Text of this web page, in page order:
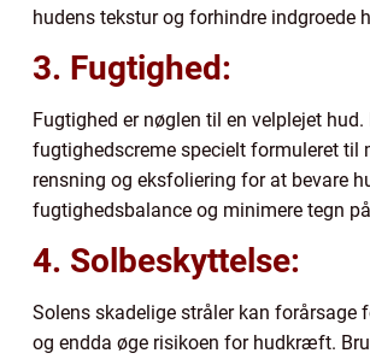
hudens tekstur og forhindre indgroede
3. Fugtighed:
Fugtighed er nøglen til en velplejet hud.
fugtighedscreme specielt formuleret til
rensning og eksfoliering for at bevare
fugtighedsbalance og minimere tegn
4. Solbeskyttelse:
Solens skadelige stråler kan
og endda øge risikoen for hudkræft.